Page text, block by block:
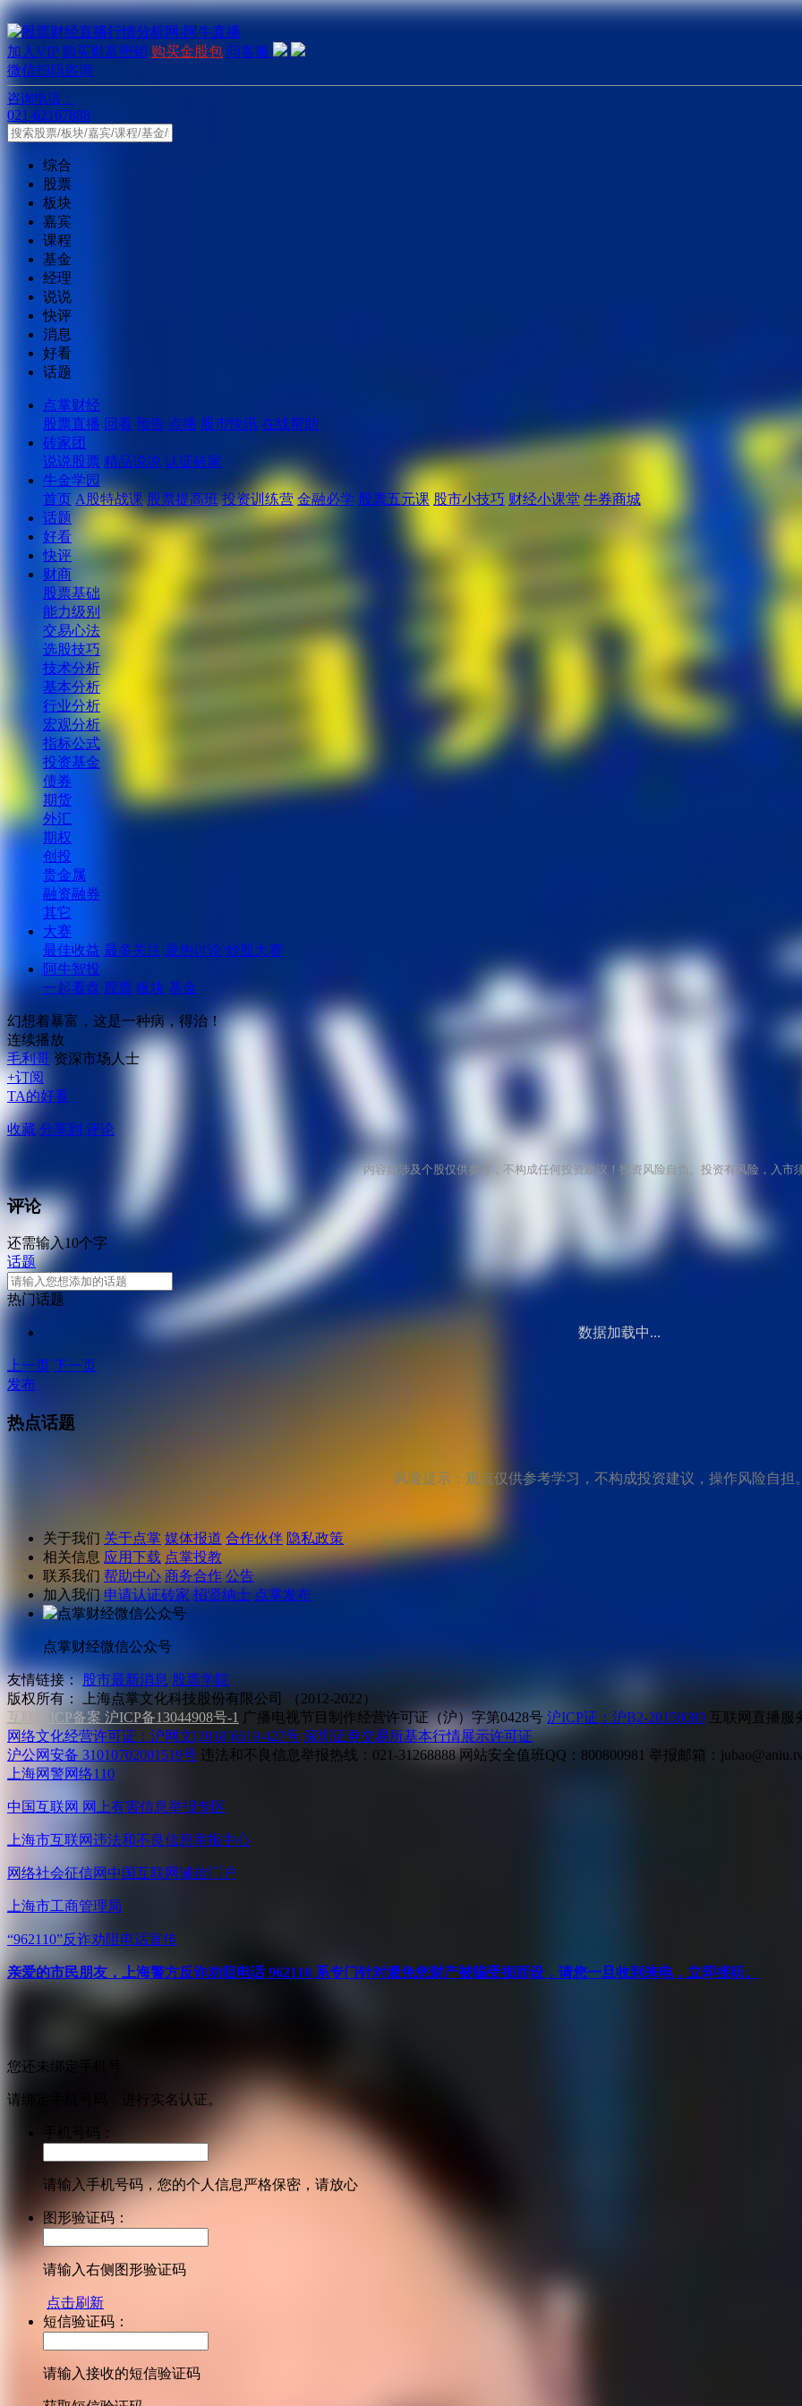
加入VIP 购买财富密钥 购买金股包 问客服
微信扫码咨询
咨询电话：
021-62167888
综合
股票
板块
嘉宾
课程
基金
经理
说说
快评
消息
好看
话题
点掌财经
股票直播 回看 预告 点播 股市快讯 在线帮助
砖家团
说说股票 精品说说 认证砖家
牛金学园
首页 A股特战课 股票提高班 投资训练营 金融必学 股票五元课 股市小技巧 财经小课堂 牛券商城
话题
好看
快评
财商
股票基础
能力级别
交易心法
选股技巧
技术分析
基本分析
行业分析
宏观分析
指标公式
投资基金
债券
期货
外汇
期权
创投
贵金属
融资融券
其它
大赛
最佳收益 最多关注 最热讨论 炒股大赛
阿牛智投
一起看盘 股票 板块 基金
幻想着暴富，这是一种病，得治！
连续播放
毛利哥 资深市场人士
+订阅
TA的好看
收藏 分享到 评论
内容如涉及个股仅供参考，不构成任何投资建议！投资风险自负。投资有风险，入市
评论
还需输入10个字
话题
热门话题
数据加载中...
上一页 下一页
发布
热点话题
风险提示：观点仅供参考学习，不构成投资建议，操作风险自担
关于我们 关于点掌 媒体报道 合作伙伴 隐私政策
相关信息 应用下载 点掌投教
联系我们 帮助中心 商务合作 公告
加入我们 申请认证砖家 招贤纳士 点掌发布
点掌财经微信公众号
友情链接： 股市最新消息 股票学院
版权所有：
上海点掌文化科技股份有限公司 （2012-2022）
互联网ICP备案 沪ICP备13044908号-1 广播电视节目制作经营许可证（沪）字第0428号 沪ICP证：沪B2-20150089 互联网直播服
网络文化经营许可证：沪网文[2018]6619-427号 深圳证券交易所基本行情展示许可证
沪公网安备 31010702001519号 违法和不良信息举报热线：021-31268888 网站安全值班QQ：800800981 举报邮箱：
上海网警网络110
中国互联网 网上有害信息举报专区
上海市互联网违法和不良信息举报中心
网络社会征信网 中国互联网诚信门户
上海市工商管理局
“962110”反诈劝阻电话宣传
亲爱的市民朋友，上海警方反诈劝阻电话 962110 系专门针对避免您财产被骗受损而设，请您一旦收到来电，立即接听。
您还未绑定手机号
请绑定手机号码，进行实名认证。
手机号码：
请输入手机号码，您的个人信息严格保密，请放心
图形验证码：
请输入右侧图形验证码
点击刷新
短信验证码：
请输入接收的短信验证码